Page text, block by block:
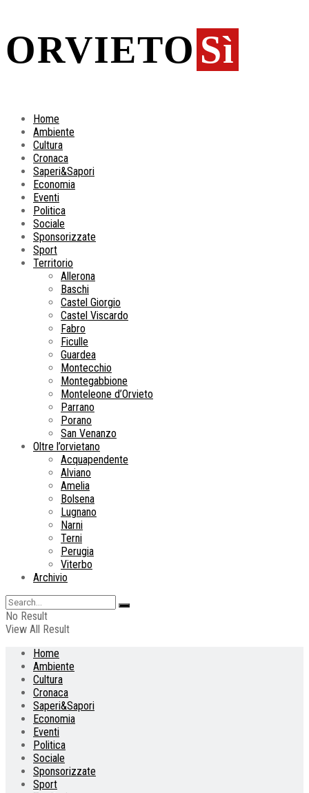
ORVIETO Sì
Home
Ambiente
Cultura
Cronaca
Saperi&Sapori
Economia
Eventi
Politica
Sociale
Sponsorizzate
Sport
Territorio
Allerona
Baschi
Castel Giorgio
Castel Viscardo
Fabro
Ficulle
Guardea
Montecchio
Montegabbione
Monteleone d’Orvieto
Parrano
Porano
San Venanzo
Oltre l’orvietano
Acquapendente
Alviano
Amelia
Bolsena
Lugnano
Narni
Terni
Perugia
Viterbo
Archivio
No Result
View All Result
Home
Ambiente
Cultura
Cronaca
Saperi&Sapori
Economia
Eventi
Politica
Sociale
Sponsorizzate
Sport